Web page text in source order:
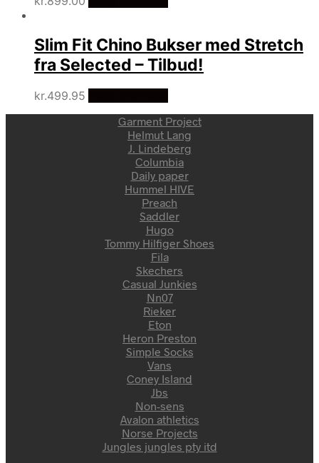
Slim Fit Chino Bukser med Stretch
fra Selected – Tilbud!
kr.499.95
Garment Project
Helmut Lang
J. Lindeberg
Columbia
Daily paper
Hummel HIVE
Preach
Saddler
Hugo
Tommy Hilfiger Shoes
Fila
Skechers
Casual Junkies
Nn07
Rieker
Eton
Heron Preston
Simple Socks
Vans
Coney Island
Jbs
Non-sens
Avalon athletics
Norse Projects
Jungles jungles pty itd